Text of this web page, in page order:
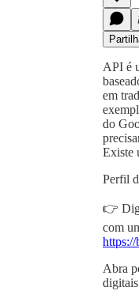
API é
em
do
Existe
Perfil
👉
com
Abra
digitais